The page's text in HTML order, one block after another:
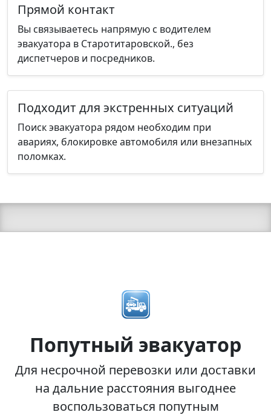
Прямой контакт
Вы связываетесь напрямую с водителем
эвакуатора в Старотитаровской., без
диспетчеров и посредников.
Подходит для экстренных ситуаций
Поиск эвакуатора рядом необходим при
авариях, блокировке автомобиля или внезапных
поломках.
Попутный эвакуатор
Для несрочной перевозки или доставки
на дальние расстояния выгоднее
воспользоваться попутным